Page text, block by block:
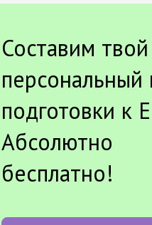
Составим твой
персональный
подготовки к
Абсолютно
бесплатно!